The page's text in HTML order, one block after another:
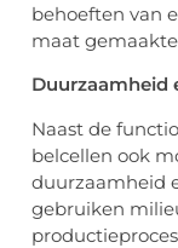
behoeften van
maat
Duurzaamheid
Naast de
belcellen ook
duurzaamheid
gebruiken